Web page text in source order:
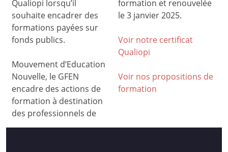
Qualiopi lorsqu’il
souhaite encadrer des
formations payées sur
fonds publics.
Mouvement d’Education
Nouvelle, le GFEN
encadre des actions de
formation à destination
des professionnels de
formation et renouvelée
le 3 janvier 2025.
Voir notre certificat
Qualiopi
Voir nos propositions de
formation